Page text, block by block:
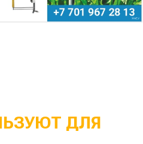
ДЛЯ